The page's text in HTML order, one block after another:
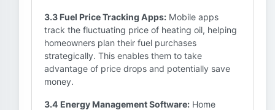
3.3 Fuel Price Tracking Apps: Mobile apps
track the fluctuating price of heating oil, helping
homeowners plan their fuel purchases
strategically. This enables them to take
advantage of price drops and potentially save
money.
3.4 Energy Management Software: Home